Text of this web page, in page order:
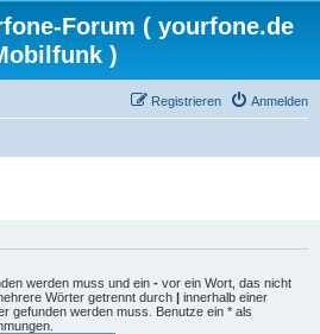
Forum ( yourfone.de
)
Anmelden
Registrieren
werden muss und ein - vor ein Wort, das nicht
Wörter getrennt durch | innerhalb einer
gefunden werden muss. Benutze ein * als